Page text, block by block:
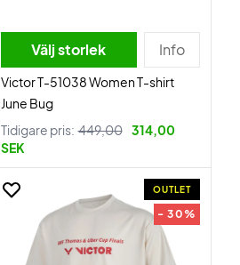
Välj storlek Info
Victor T-51038 Women T-shirt
June Bug
Tidigare pris: 449,00 314,00
SEK
OUTLET
- 30%